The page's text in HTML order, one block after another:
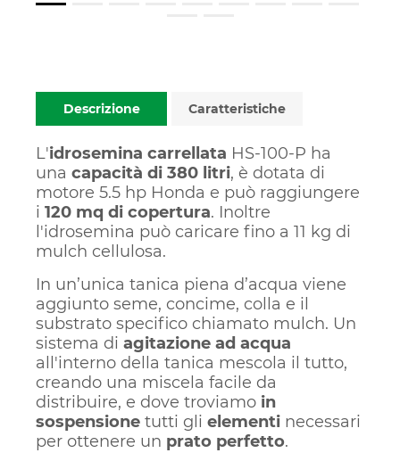
Descrizione Caratteristiche
L'idrosemina carrellata HS-100-P ha
una capacità di 380 litri, è dotata di
motore 5.5 hp Honda e può raggiungere
i 120 mq di copertura. Inoltre
l'idrosemina può caricare fino a 11 kg di
mulch cellulosa.
In un’unica tanica piena d’acqua viene
aggiunto seme, concime, colla e il
substrato specifico chiamato mulch. Un
sistema di agitazione ad acqua
all'interno della tanica mescola il tutto,
creando una miscela facile da
distribuire, e dove troviamo in
sospensione tutti gli elementi necessari
per ottenere un prato perfetto.